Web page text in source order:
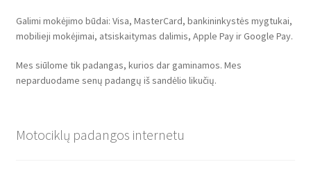
Galimi mokėjimo būdai: Visa, MasterCard, bankininkystės mygtukai,
mobilieji mokėjimai, atsiskaitymas dalimis, Apple Pay ir Google Pay.
Mes siūlome tik padangas, kurios dar gaminamos. Mes
neparduodame senų padangų iš sandėlio likučių.
Motociklų padangos internetu